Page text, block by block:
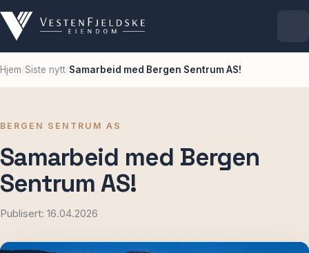
Eiendommer
Ledige lokaler
Aktuelt
Hjem/Siste nytt/Samarbeid med Bergen Sentrum AS!
BERGEN SENTRUM AS
Samarbeid med Bergen
Sentrum AS!
Publisert: 16.04.2026